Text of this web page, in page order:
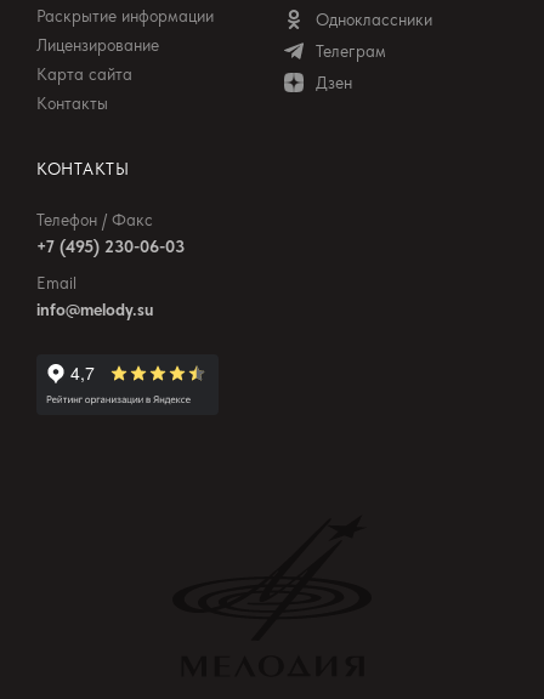
Раскрытие информации
Лицензирование
Карта сайта
Контакты
Одноклассники
Телеграм
Дзен
КОНТАКТЫ
Телефон / Факс
+7 (495) 230-06-03
Email
info@melody.su